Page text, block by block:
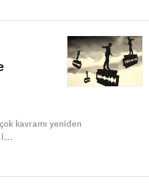
kavramı yeniden
İ...